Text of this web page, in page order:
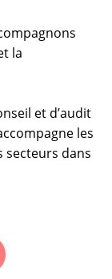
la
et d’audit
les
secteurs dans